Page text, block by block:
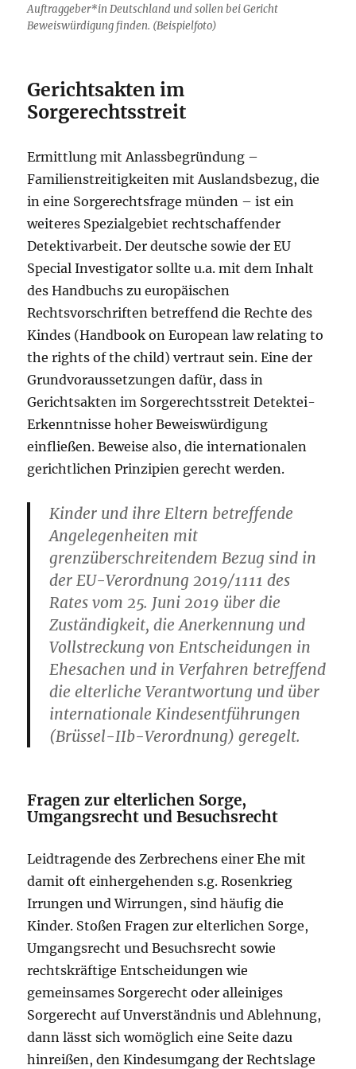
Auftraggeber*in Deutschland und sollen bei Gericht
Beweiswürdigung finden. (Beispielfoto)
Gerichtsakten im
Sorgerechtsstreit
Ermittlung mit Anlassbegründung –
Familienstreitigkeiten mit Auslandsbezug, die
in eine Sorgerechtsfrage münden – ist ein
weiteres Spezialgebiet rechtschaffender
Detektivarbeit. Der deutsche sowie der EU
Special Investigator sollte u.a. mit dem Inhalt
des Handbuchs zu europäischen
Rechtsvorschriften betreffend die Rechte des
Kindes (Handbook on European law relating to
the rights of the child) vertraut sein. Eine der
Grundvoraussetzungen dafür, dass in
Gerichtsakten im Sorgerechtsstreit Detektei-
Erkenntnisse hoher Beweiswürdigung
einfließen. Beweise also, die internationalen
gerichtlichen Prinzipien gerecht werden.
Kinder und ihre Eltern betreffende
Angelegenheiten mit
grenzüberschreitendem Bezug sind in
der EU-Verordnung 2019/1111 des
Rates vom 25. Juni 2019 über die
Zuständigkeit, die Anerkennung und
Vollstreckung von Entscheidungen in
Ehesachen und in Verfahren betreffend
die elterliche Verantwortung und über
internationale Kindesentführungen
(Brüssel-IIb-Verordnung) geregelt.
Fragen zur elterlichen Sorge,
Umgangsrecht und Besuchsrecht
Leidtragende des Zerbrechens einer Ehe mit
damit oft einhergehenden s.g. Rosenkrieg
Irrungen und Wirrungen, sind häufig die
Kinder. Stoßen Fragen zur elterlichen Sorge,
Umgangsrecht und Besuchsrecht sowie
rechtskräftige Entscheidungen wie
gemeinsames Sorgerecht oder alleiniges
Sorgerecht auf Unverständnis und Ablehnung,
dann lässt sich womöglich eine Seite dazu
hinreißen, den Kindesumgang der Rechtslage